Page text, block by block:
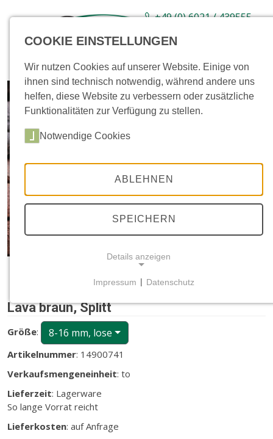
+49 (0) 6021 / 439555-
Sortiment Neuware Aktionsartikel
Lava braun, Splitt
Größe: 8-16 mm, lose
Artikelnummer: 14900741
Verkaufsmengeneinheit: to
Lieferzeit: Lagerware
So lange Vorrat reicht
Lieferkosten: auf Anfrage
COOKIE EINSTELLUNGEN
Wir nutzen Cookies auf unserer Website. Einige von
ihnen sind technisch notwendig, während andere uns
helfen, diese Website zu verbessern oder zusätzliche
Funktionalitäten zur Verfügung zu stellen.
Notwendige Cookies
ABLEHNEN
SPEICHERN
Details anzeigen
Notwendige Cookies ermöglichen grundlegende
Funktionen und sind für die einwandfreie Funktion
der Website erforderlich.
CMS (Content Management System)
Name:
Impressum | Datenschutz